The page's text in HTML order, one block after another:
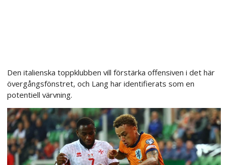
Den italienska toppklubben vill förstärka offensiven i det här
övergångsfönstret, och Lang har identifierats som en
potentiell värvning.